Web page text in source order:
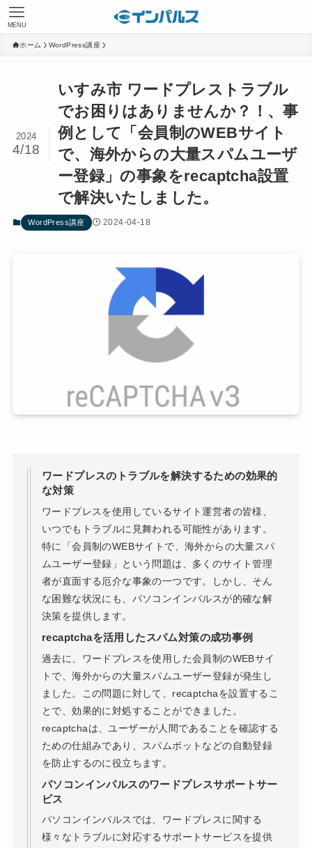
MENU
ホーム WordPress講座
いすみ市 ワードプレストラブル
でお困りはありませんか？！、事
例として「会員制のWEBサイト
で、海外からの大量スパムユーザ
ー登録」の事象をrecaptcha設置
で解決いたしました。
2024
4/18
WordPress講座 2024-04-18
ワードプレスのトラブルを解決するための効果的
な対策
ワードプレスを使用しているサイト運営者の皆様、
いつでもトラブルに見舞われる可能性があります。
特に「会員制のWEBサイトで、海外からの大量スパ
ムユーザー登録」という問題は、多くのサイト管理
者が直面する厄介な事象の一つです。しかし、そん
な困難な状況にも、パソコンインパルスが的確な解
決策を提供します。
recaptchaを活用したスパム対策の成功事例
過去に、ワードプレスを使用した会員制のWEBサイ
トで、海外からの大量スパムユーザー登録が発生し
ました。この問題に対して、recaptchaを設置するこ
とで、効果的に対処することができました。
recaptchaは、ユーザーが人間であることを確認する
ための仕組みであり、スパムボットなどの自動登録
を防止するのに役立ちます。
パソコンインパルスのワードプレスサポートサー
ビス
パソコンインパルスでは、ワードプレスに関する
様々なトラブルに対応するサポートサービスを提供